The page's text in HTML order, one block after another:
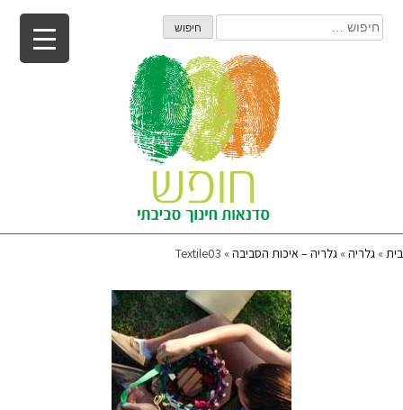
content
חיפוש:
בית» גלריה» גלריה – איכות הסביבה»
Textile03